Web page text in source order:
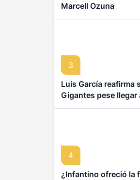
Marcell Ozuna
3
Luis García reafirma
Gigantes pese llegar
4
¿Infantino ofreció la